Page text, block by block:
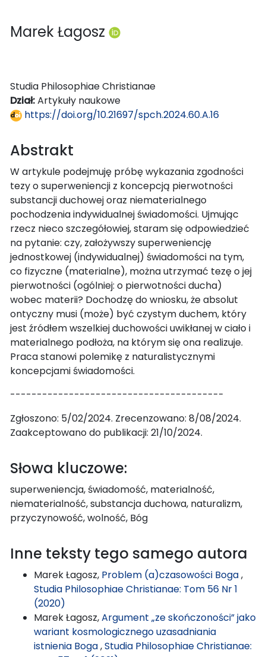
Marek Łagosz
Studia Philosophiae Christianae
Dział:Artykuły naukowe
https://doi.org/10.21697/spch.2024.60.A.16
Abstrakt
W artykule podejmuję próbę wykazania zgodności
tezy o superweniencji z koncepcją pierwotności
substancji duchowej oraz niematerialnego
pochodzenia indywidualnej świadomości. Ujmując
rzecz nieco szczegółowiej, staram się odpowiedzieć
na pytanie: czy, założywszy superweniencję
jednostkowej (indywidualnej) świadomości na tym,
co fizyczne (materialne), można utrzymać tezę o jej
pierwotności (ogólniej: o pierwotności ducha)
wobec materii? Dochodzę do wniosku, że absolut
ontyczny musi (może) być czystym duchem, który
jest źródłem wszelkiej duchowości uwikłanej w ciało i
materialnego podłoża, na którym się ona realizuje.
Praca stanowi polemikę z naturalistycznymi
koncepcjami świadomości.
----------------------------------------
Zgłoszono: 5/02/2024. Zrecenzowano: 8/08/2024.
Zaakceptowano do publikacji: 21/10/2024.
Słowa kluczowe:
superweniencja, świadomość, materialność,
niematerialność, substancja duchowa, naturalizm,
przyczynowość, wolność, Bóg
Inne teksty tego samego autora
Marek Łagosz, Problem (a)czasowości Boga,
Studia Philosophiae Christianae: Tom 56 Nr 1
(2020)
Marek Łagosz,Argument „ze skończoności” jako
wariant kosmologicznego uzasadniania
istnienia Boga,Studia Philosophiae Christianae: